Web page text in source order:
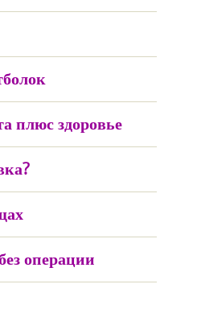
плюс здоровье
операции